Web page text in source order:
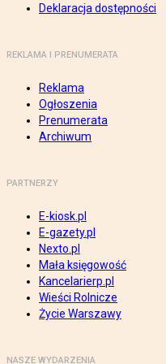
Deklaracja dostępności
REKLAMA I PRENUMERATA
Reklama
Ogłoszenia
Prenumerata
Archiwum
PARTNERZY
E-kiosk.pl
E-gazety.pl
Nexto.pl
Mała księgowość
Kancelarierp.pl
Wieści Rolnicze
Życie Warszawy
NASZE WYDARZENIA